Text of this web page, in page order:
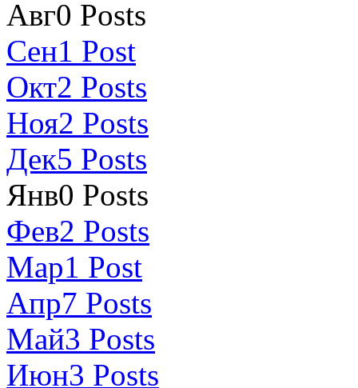
Авг0 Posts
Сен1 Post
Окт2 Posts
Ноя2 Posts
Дек5 Posts
Янв0 Posts
Фев2 Posts
Мар1 Post
Апр7 Posts
Май3 Posts
Июн3 Posts